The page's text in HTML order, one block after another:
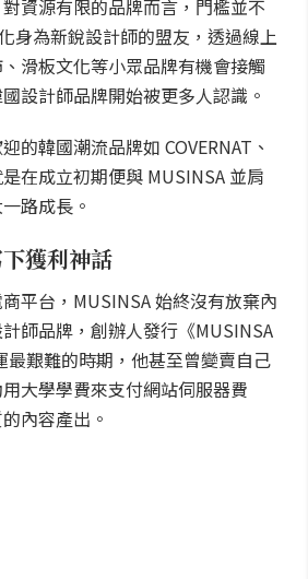
資源有限的品牌而言，門檻並不
身為新銳設計師的盟友，透過線上
滑板文化等小眾品牌有機會接觸
設計師品牌開始被更多人認識。
的韓國潮流品牌如 COVERNAT、
在成立初期便與 MUSINSA 並肩
路成長。
獲利神話
平台，MUSINSA 始終沒有放棄內
師品牌，創辦人發行《MUSINSA
最艱難的時期，他甚至曾變賣自己
大學學費來支付網站伺服器費
內容產出。